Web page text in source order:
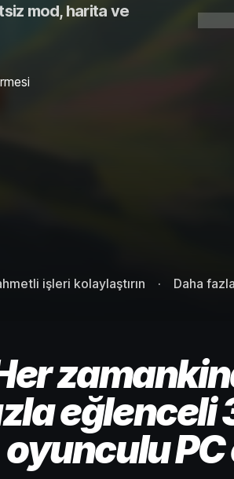
mod, harita ve
işleri kolaylaştırın Daha
eğlenceli
oyunculu PC